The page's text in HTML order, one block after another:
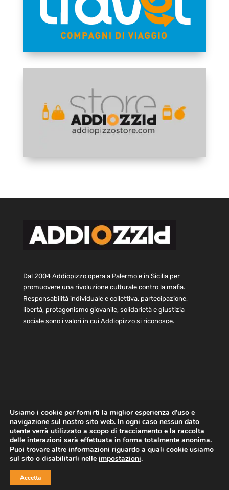
Dal 2004 Addiopizzo opera a Palermo e in Sicilia per
promuovere una rivoluzione culturale contro la mafia.
Responsabilità individuale e collettiva, partecipazione,
libertà, protagonismo giovanile, solidarietà e giustizia
sociale sono i valori in cui Addiopizzo si riconosce.
Home Statuto e bilancio
Contatti
Privacy
Cookie Child Protection Policy
Copyright © 2021 AddioPizzo | Tutti i diritti riservati | Sede
Usiamo i cookie per fornirti la miglior esperienza d'uso e
navigazione sul nostro sito web. In ogni caso nessun dato
utente verrà utilizzato a scopo di tracciamento e la raccolta
delle interazioni sarà effettuata in forma totalmente anonima.
Puoi trovare altre informazioni riguardo a quali cookie usiamo
sul sito o disabilitarli nelle impostazioni.
Accetta